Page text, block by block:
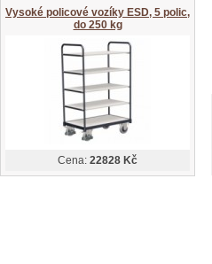
Vysoké policové vozíky ESD, 5 polic,
do 250 kg
Cena: 22828 Kč